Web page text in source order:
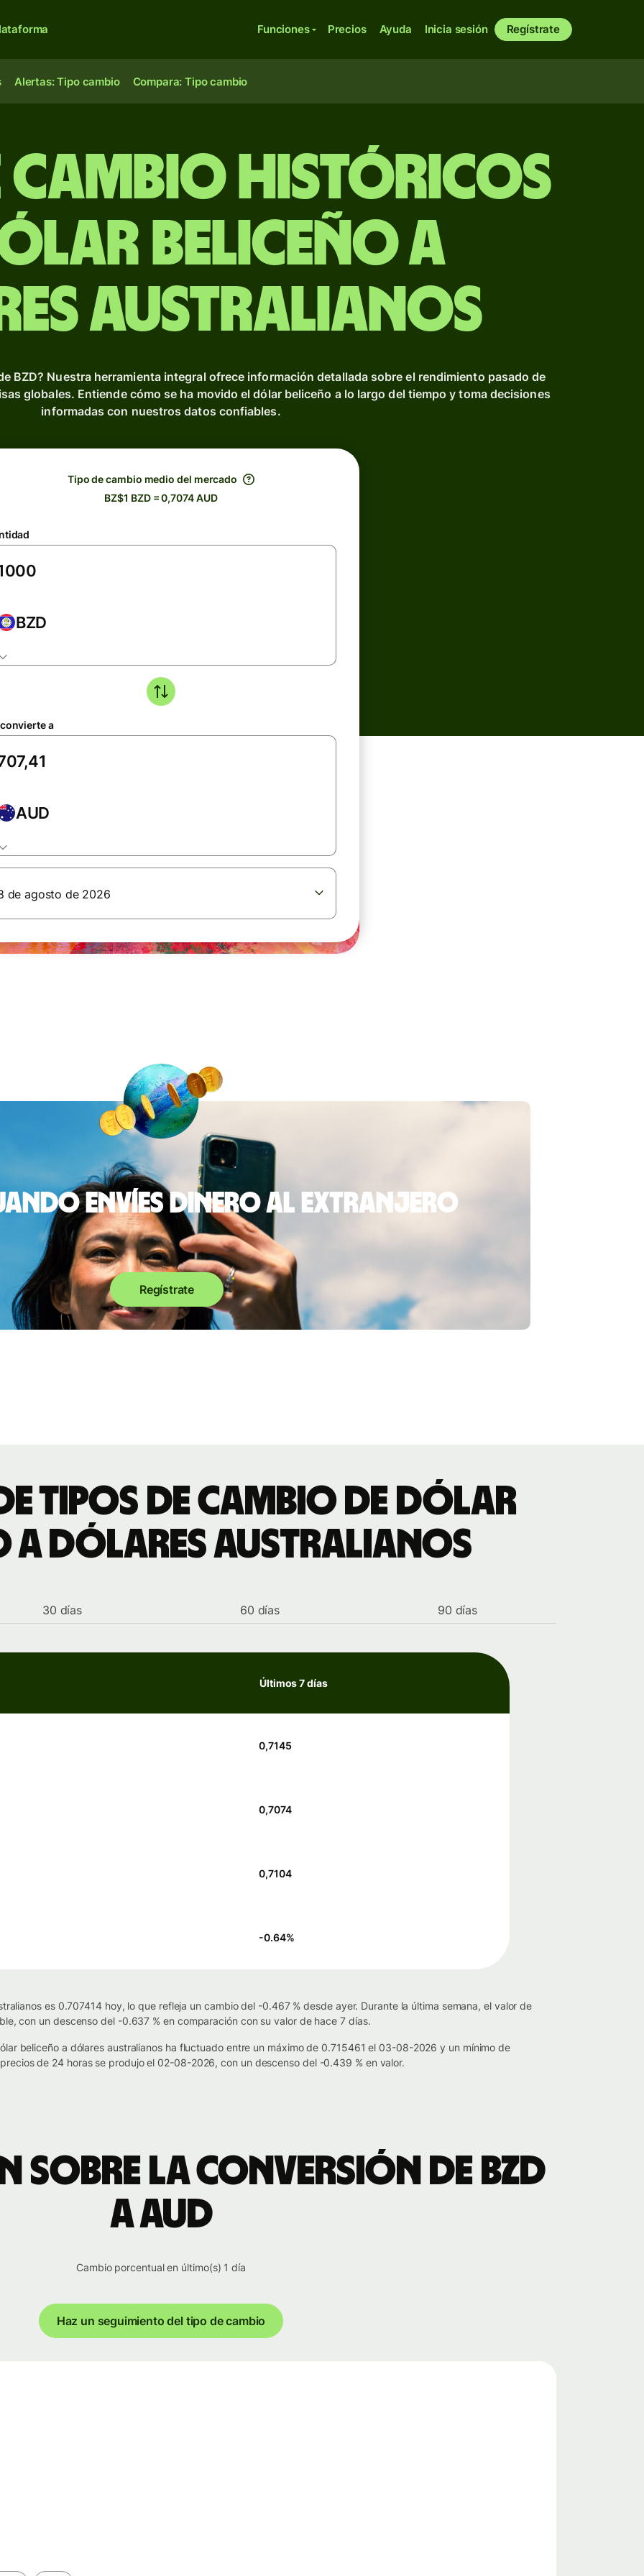
Funciones Precios Ayuda Inicia sesión Regístrate
Alertas: Tipo cambio Compara: Tipo cambio
Cambio Históricos
beliceño a
australianos
BZD? Nuestra herramienta integral ofrece información detallada sobre el rendimiento pasado de
globales. Entiende cómo se ha movido el dólar beliceño a lo largo del tiempo y toma decisiones
informadas con nuestros datos confiables.
Tipo de cambio medio del mercado
BZ$1 BZD = 0,7074 AUD
BZD
a
AUD
de agosto de 2026
envíes dinero al extranjero
Regístrate
tipos de cambio de dólar
a dólares australianos
30 días 60 días 90 días
Últimos 7 días
0,7145
0,7074
0,7104
-0.64%
es 0.707414 hoy, lo que refleja un cambio del -0.467 % desde ayer. Durante la última semana, el valor de
con un descenso del -0.637 % en comparación con su valor de hace 7 días.
beliceño a dólares australianos ha fluctuado entre un máximo de 0.715461 el 03-08-2026 y un mínimo de
de 24 horas se produjo el 02-08-2026, con un descenso del -0.439 % en valor.
sobre la conversión de BZD
a AUD
Cambio porcentual en último(s) 1 día
Haz un seguimiento del tipo de cambio